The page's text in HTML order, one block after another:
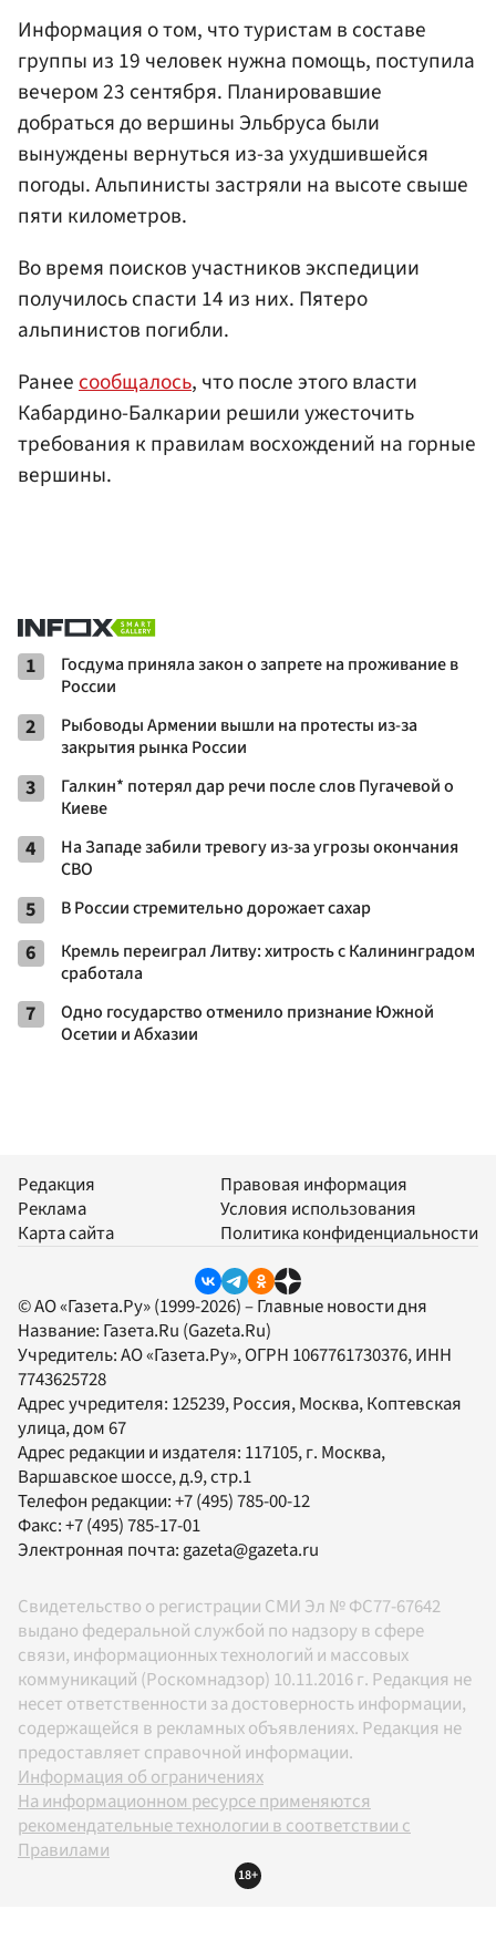
Информация о том, что туристам в составе
группы из 19 человек нужна помощь, поступила
вечером 23 сентября. Планировавшие
добраться до вершины Эльбруса были
вынуждены вернуться из-за ухудшившейся
погоды. Альпинисты застряли на высоте свыше
пяти километров.
Во время поисков участников экспедиции
получилось спасти 14 из них. Пятеро
альпинистов погибли.
Ранеесообщалось, что после этого власти
Кабардино-Балкарии решили ужесточить
требования к правилам восхождений на горные
вершины.
1
Госдума приняла закон о запрете на проживание в
России
2
Рыбоводы Армении вышли на протесты из-за
закрытия рынка России
3
Галкин* потерял дар речи после слов Пугачевой о
Киеве
4
На Западе забили тревогу из-за угрозы окончания
СВО
5 В России стремительно дорожает сахар
6
Кремль переиграл Литву: хитрость с Калининградом
сработала
7
Одно государство отменило признание Южной
Осетии и Абхазии
Редакция
Реклама
Карта сайта
Правовая информация
Условия использования
Политика конфиденциальности
© АО «Газета.Ру» (1999-2026) – Главные новости дня
Название: Газета.Ru (Gazeta.Ru)
Учредитель:АО «Газета.Ру», ОГРН 1067761730376, ИНН
7743625728
Адрес учредителя: 125239, Россия, Москва, Коптевская
улица, дом 67
Адрес редакции и издателя: 117105, г. Москва,
Варшавское шоссе, д.9, стр.1
Телефон редакции:+7 (495) 785-00-12
Факс:+7 (495) 785-17-01
Электронная почта: gazeta@gazeta.ru
Свидетельство о регистрации СМИ Эл № ФС77-67642
выдано федеральной службой по надзору в сфере
связи, информационных технологий и массовых
коммуникаций (Роскомнадзор) 10.11.2016 г. Редакция не
несет ответственности за достоверность информации,
содержащейся в рекламных объявлениях. Редакция не
предоставляет справочной информации.
Информация об ограничениях
На информационном ресурсе применяются
рекомендательные технологии в соответствии с
Правилами
18+